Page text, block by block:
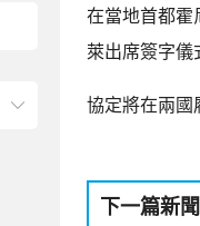
在當地首都霍
萊出席簽字儀
協定將在兩國
下一篇新